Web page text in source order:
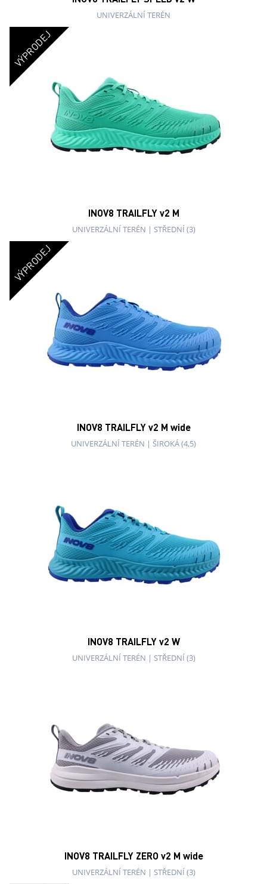
UNIVERZÁLNÍ TERÉN
VÝPRODEJ
INOV8 TRAILFLY v2 M
UNIVERZÁLNÍ TERÉN | STŘEDNÍ (3)
VÝPRODEJ
INOV8 TRAILFLY v2 M wide
UNIVERZÁLNÍ TERÉN | ŠIROKÁ (4,5)
INOV8 TRAILFLY v2 W
UNIVERZÁLNÍ TERÉN | STŘEDNÍ (3)
INOV8 TRAILFLY ZERO v2 M wide
UNIVERZÁLNÍ TERÉN | STŘEDNÍ (3)